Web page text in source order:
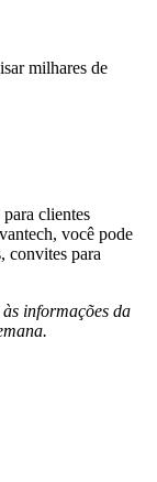
milhares de
clientes
você pode
convites para
informações da